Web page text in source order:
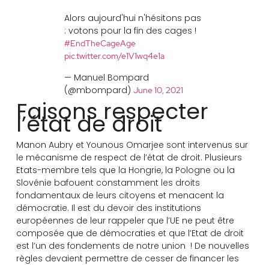
Alors aujourd'hui n'hésitons pas
: votons pour la fin des cages !
#EndTheCageAge
pic.twitter.com/e1V1wq4e1a
— Manuel Bompard
(@mbompard) June 10, 2021
Faisons respecter
l’état de droit
Manon Aubry et Younous Omarjee sont intervenus sur
le mécanisme de respect de l’état de droit. Plusieurs
Etats-membre tels que la Hongrie, la Pologne ou la
Slovénie bafouent constamment les droits
fondamentaux de leurs citoyens et menacent la
démocratie. Il est du devoir des institutions
européennes de leur rappeler que l’UE ne peut être
composée que de démocraties et que l’Etat de droit
est l’un des fondements de notre union ! De nouvelles
règles devaient permettre de cesser de financer les